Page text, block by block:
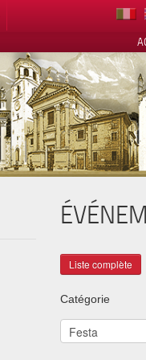
Catégorie